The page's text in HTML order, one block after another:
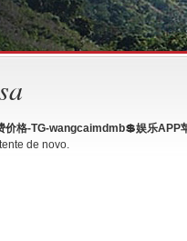
格-TG-wangcaimdmb💲娱乐APP
de novo.